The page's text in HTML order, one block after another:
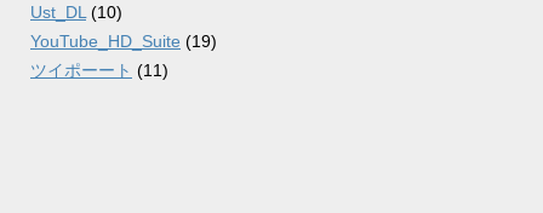
Ust_DL (10)
YouTube_HD_Suite (19)
ツイポーート (11)